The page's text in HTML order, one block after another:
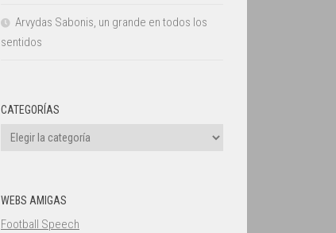
Arvydas Sabonis, un grande en todos los
sentidos
CATEGORÍAS
Categorías
WEBS AMIGAS
Football Speech